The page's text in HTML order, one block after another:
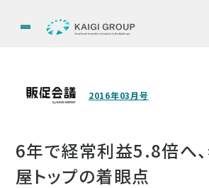
2016年03月号
6年で経常利益5.8倍へ
屋トップの着眼点